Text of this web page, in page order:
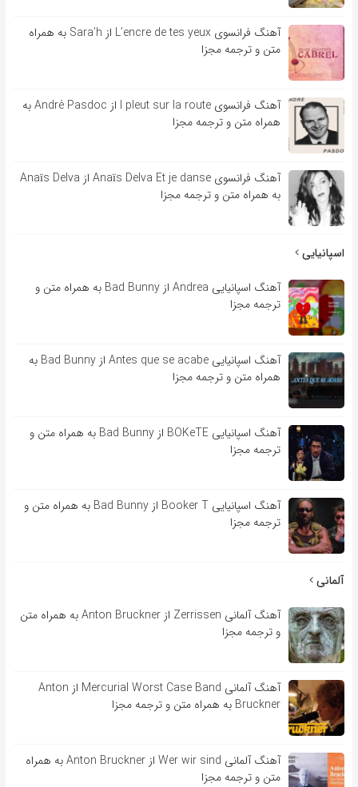
آهنگ فرانسوی L’encre de tes yeux از Sara’h به همراه
متن و ترجمه مجزا
آهنگ فرانسوی l pleut sur la route از André Pasdoc به
همراه متن و ترجمه مجزا
آهنگ فرانسوی Anaïs Delva Et je danse از Anaïs Delva
به همراه متن و ترجمه مجزا
اسپانیایی
آهنگ اسپانیایی Andrea از Bad Bunny به همراه متن و
ترجمه مجزا
آهنگ اسپانیایی Antes que se acabe از Bad Bunny به
همراه متن و ترجمه مجزا
آهنگ اسپانیایی BOKeTE از Bad Bunny به همراه متن و
ترجمه مجزا
آهنگ اسپانیایی Booker T از Bad Bunny به همراه متن و
ترجمه مجزا
آلمانی
آهنگ آلمانی Zerrissen از Anton Bruckner به همراه متن
و ترجمه مجزا
آهنگ آلمانی Mercurial Worst Case Band از Anton
Bruckner به همراه متن و ترجمه مجزا
آهنگ آلمانی Wer wir sind از Anton Bruckner به همراه
متن و ترجمه مجزا